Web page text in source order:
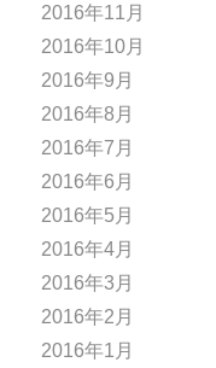
2016年11月
2016年10月
2016年9月
2016年8月
2016年7月
2016年6月
2016年5月
2016年4月
2016年3月
2016年2月
2016年1月